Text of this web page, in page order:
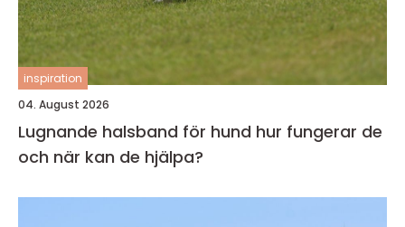
inspiration
04. August 2026
Lugnande halsband för hund hur fungerar de
och när kan de hjälpa?